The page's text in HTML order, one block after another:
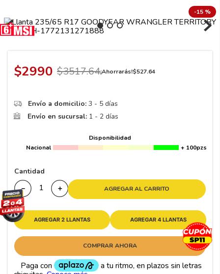
-15 %
$2990 $3517.64¡Ahorrarás!$527.64
Envío a domicilio: 3 - 5 días
Envío en sucursal: 1 - 2 días
Disponibilidad
Nacional
+ 100pzs
Cantidad
＋
－ AGREGAR AL CARRITO
AGREGAR 2 LLANTAS AGREGAR 4 LLANTAS
COMPRAR AHORA
7.245
10.
265